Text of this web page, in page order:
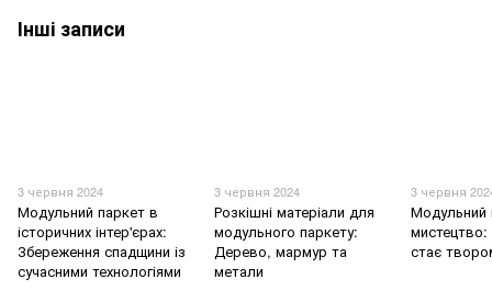
Інші записи
3 червня 2024
Модульний паркет в
історичних інтер'єрах:
Збереження спадщини із
сучасними технологіями
3 червня 2024
Розкішні матеріали для
модульного паркету:
Дерево, мармур та
метали
3 червня
Модульний
мистецтво:
стає